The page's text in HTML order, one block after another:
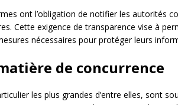
ont l’obligation de notifier les autorités
Cette exigence de transparence vise à
nécessaires pour protéger leurs
de concurrence
les plus grandes d’entre elles, sont